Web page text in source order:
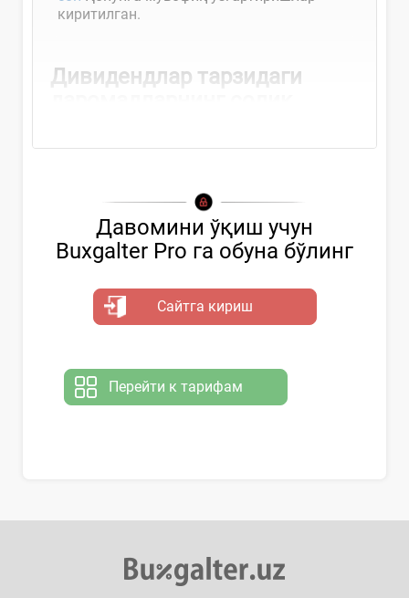
киритилган.
Дивидендлар тарзидаги
Давомини ўқиш учун
Buxgalter Pro га обуна бўлинг
Сайтга кириш
Перейти к тарифам